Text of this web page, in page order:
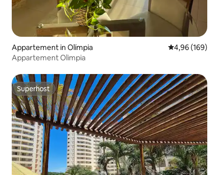
Appartement in Olímpia Gemiddelde
4,96 (169)
Appartement Olimpia
Superhost
Superhost